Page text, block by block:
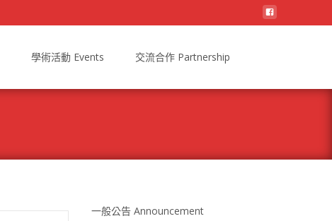
學術活動 Events 交流合作 Partnership
一般公告 Announcement